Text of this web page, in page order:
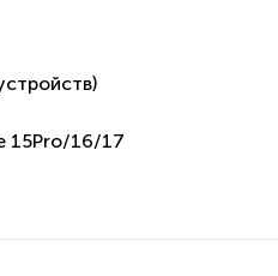
15Pro/16/17